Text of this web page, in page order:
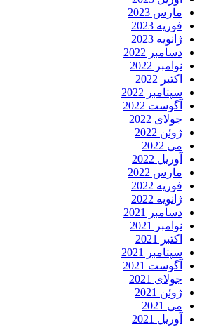
مارس 2023
فوریه 2023
ژانویه 2023
دسامبر 2022
نوامبر 2022
اکتبر 2022
سپتامبر 2022
آگوست 2022
جولای 2022
ژوئن 2022
می 2022
آوریل 2022
مارس 2022
فوریه 2022
ژانویه 2022
دسامبر 2021
نوامبر 2021
اکتبر 2021
سپتامبر 2021
آگوست 2021
جولای 2021
ژوئن 2021
می 2021
آوریل 2021